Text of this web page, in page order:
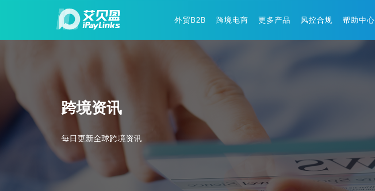
外贸B2B 跨境电商 更多产品 风控合规 帮助中心
跨境资讯
每日更新全球跨境资讯